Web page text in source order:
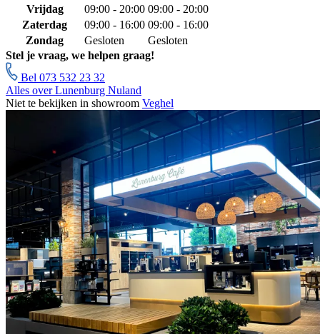
Vrijdag
09:00 - 20:00 09:00 - 20:00
Zaterdag
09:00 - 16:00 09:00 - 16:00
Zondag
Gesloten
Gesloten
Stel je vraag, we helpen graag!
Bel 073 532 23 32
Alles over Lunenburg Nuland
Niet te bekijken in showroom Veghel